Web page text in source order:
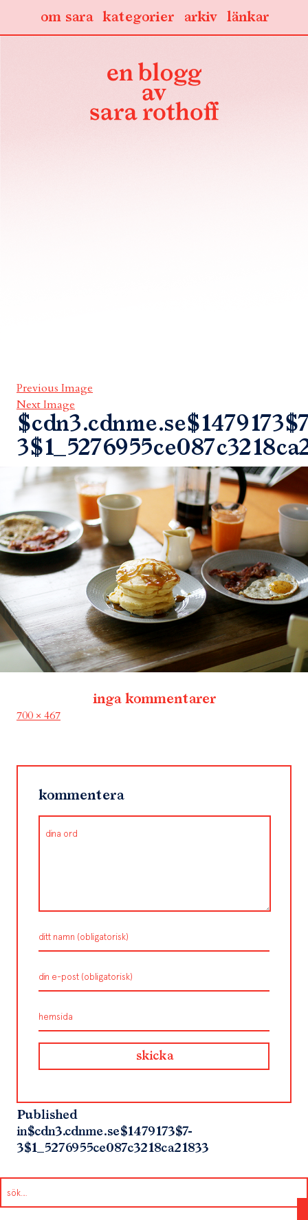
länkar
arkiv
kategorier
om sara
Previous Image
Next Image
inga kommentarer
Full
700 × 467
kommentera
Published
in$cdn3.cdnme.se$1479173$7-
3$1_5276955ce087c3218ca21833